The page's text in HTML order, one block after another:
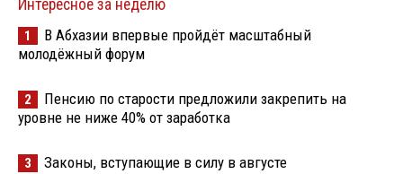
Интересное за неделю
1
В Абхазии впервые пройдёт масштабный
молодёжный форум
2
Пенсию по старости предложили закрепить на
уровне не ниже 40% от заработка
3 Законы, вступающие в силу в августе